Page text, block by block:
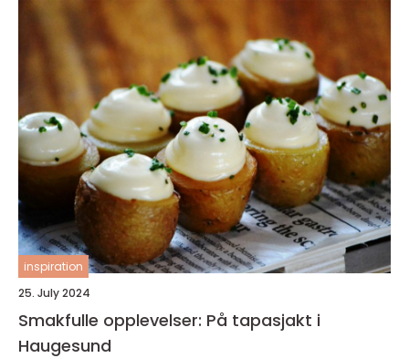
inspiration
25. July 2024
Smakfulle opplevelser: På tapasjakt i
Haugesund